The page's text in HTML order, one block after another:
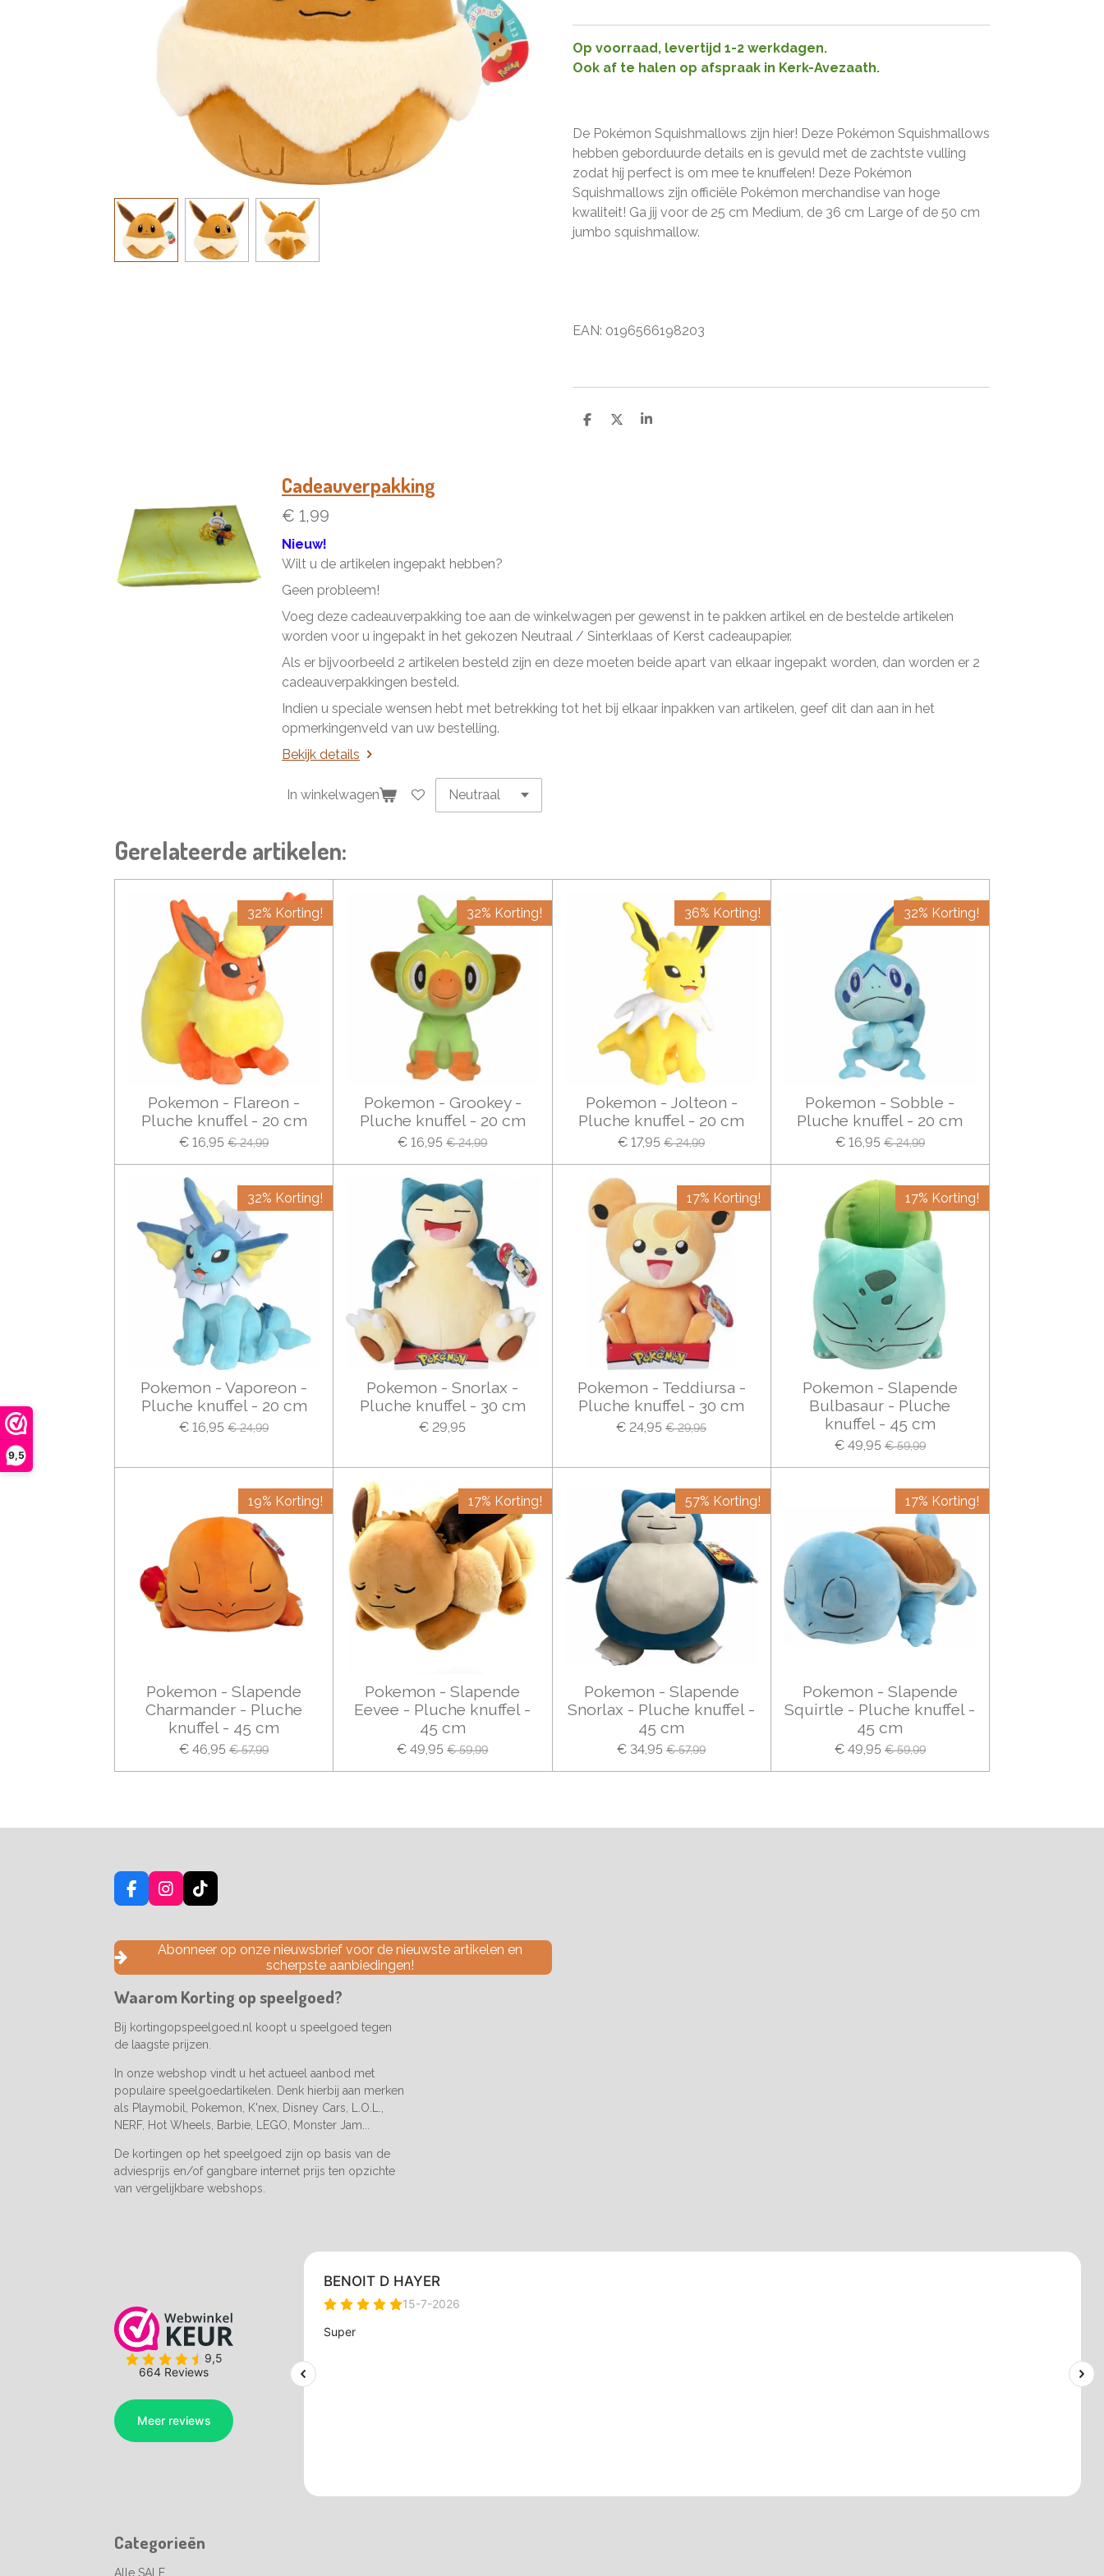
9,5
Op voorraad, levertijd 1-2 werkdagen.
Ook af te halen op afspraak in Kerk-Avezaath.
De Pokémon Squishmallows zijn hier! Deze Pokémon Squishmallows
hebben geborduurde details en is gevuld met de zachtste vulling
zodat hij perfect is om mee te knuffelen! Deze Pokémon
Squishmallows zijn officiële Pokémon merchandise van hoge
kwaliteit! Ga jij voor de 25 cm Medium, de 36 cm Large of de 50 cm
jumbo squishmallow.
EAN: 0196566198203
D
D
S
Cadeauverpakking
€ 1,99
Nieuw!
Wilt u de artikelen ingepakt hebben?
Geen probleem!
Voeg deze cadeauverpakking toe aan de winkelwagen per gewenst in te pakken artikel en de bestelde artikelen
worden voor u ingepakt in het gekozen Neutraal / Sinterklaas of Kerst cadeaupapier.
Als er bijvoorbeeld 2 artikelen besteld zijn en deze moeten beide apart van elkaar ingepakt worden, dan worden er 2
cadeauverpakkingen besteld.
Indien u speciale wensen hebt met betrekking tot het bij elkaar inpakken van artikelen, geef dit dan aan in het
opmerkingenveld van uw bestelling.
Bekijk details
In winkelwagen
Gerelateerde artikelen:
32% Korting!
Pokemon - Flareon -
Pluche knuffel - 20 cm
€ 16,95 € 24,99
32% Korting!
Pokemon - Grookey -
Pluche knuffel - 20 cm
€ 16,95 € 24,99
36% Korting!
Pokemon - Jolteon -
Pluche knuffel - 20 cm
€ 17,95 € 24,99
32% Korting!
Pokemon - Sobble -
Pluche knuffel - 20 cm
€ 16,95 € 24,99
32% Korting!
Pokemon - Vaporeon -
Pluche knuffel - 20 cm
€ 16,95 € 24,99
Pokemon - Snorlax -
Pluche knuffel - 30 cm
€ 29,95
17% Korting!
Pokemon - Teddiursa -
Pluche knuffel - 30 cm
€ 24,95 € 29,95
17% Korting!
Pokemon - Slapende
Bulbasaur - Pluche
knuffel - 45 cm
€ 49,95 € 59,99
19% Korting!
Pokemon - Slapende
Charmander - Pluche
knuffel - 45 cm
€ 46,95 € 57,99
17% Korting!
Pokemon - Slapende
Eevee - Pluche knuffel -
45 cm
€ 49,95 € 59,99
57% Korting!
Pokemon - Slapende
Snorlax - Pluche knuffel -
45 cm
€ 34,95 € 57,99
17% Korting!
Pokemon - Slapende
Squirtle - Pluche knuffel -
45 cm
€ 49,95 € 59,99
F
a
e
o
k
I
n
t
a
g
a
T
i
T
o
k
Abonneer op onze nieuwsbrief voor de nieuwste artikelen en
scherpste aanbiedingen!
Waarom Korting op speelgoed?
Bij kortingopspeelgoed.nl koopt u speelgoed tegen
de laagste prijzen.
In onze webshop vindt u het actueel aanbod met
populaire speelgoedartikelen. Denk hierbij aan merken
als Playmobil, Pokemon, K'nex, Disney Cars, L.O.L.,
NERF, Hot Wheels, Barbie, LEGO, Monster Jam...
De kortingen op het speelgoed zijn op basis van de
adviesprijs en/of gangbare internet prijs ten opzichte
van vergelijkbare webshops.
Categorieën
Alle SALE